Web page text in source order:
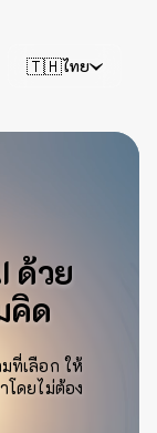
🇹🇭ไทย
ด้วย
คิด
ที่เลือก ให้
โดยไม่ต้อง